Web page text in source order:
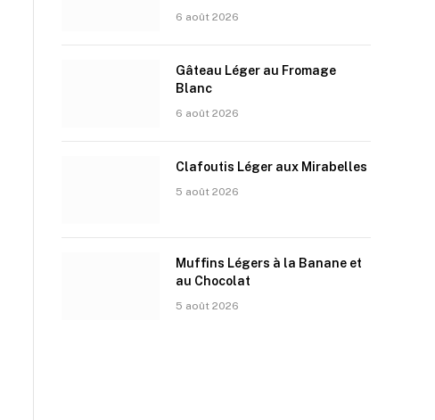
6 août 2026
Gâteau Léger au Fromage
Blanc
6 août 2026
Clafoutis Léger aux Mirabelles
5 août 2026
Muffins Légers à la Banane et
au Chocolat
5 août 2026